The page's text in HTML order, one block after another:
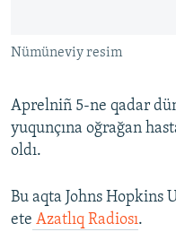
Nümüneviy resim
Aprelniñ 5-ne qadar
yuqunçına oğrağan
oldı.
Bu aqta Johns
ete Azatlıq Radiosı.